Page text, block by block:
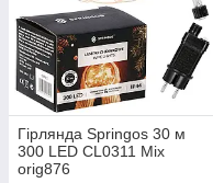
Гірлянда Springos 30 м
300 LED CL0311 Mix
orig876